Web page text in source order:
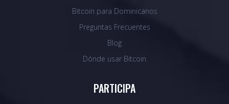
Bitcoin para Dominicanos
Preguntas Frecuentes
Blog
Dónde usar Bitcoin
PARTICIPA